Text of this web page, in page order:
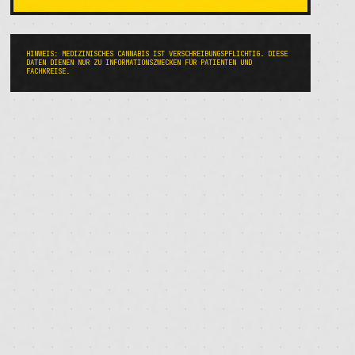
HINWEIS: MEDIZINISCHES CANNABIS IST VERSCHREIBUNGSPFLICHTIG. DIESE
DATEN DIENEN NUR ZU INFORMATIONSZWECKEN FÜR PATIENTEN UND
FACHKREISE.